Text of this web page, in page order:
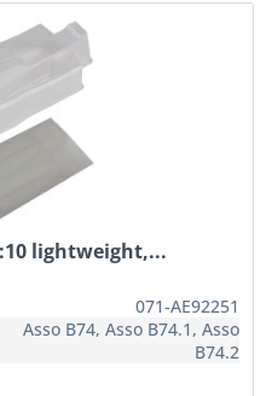
lightweight,...
071-AE92251
Asso B74, Asso B74.1, Asso
B74.2